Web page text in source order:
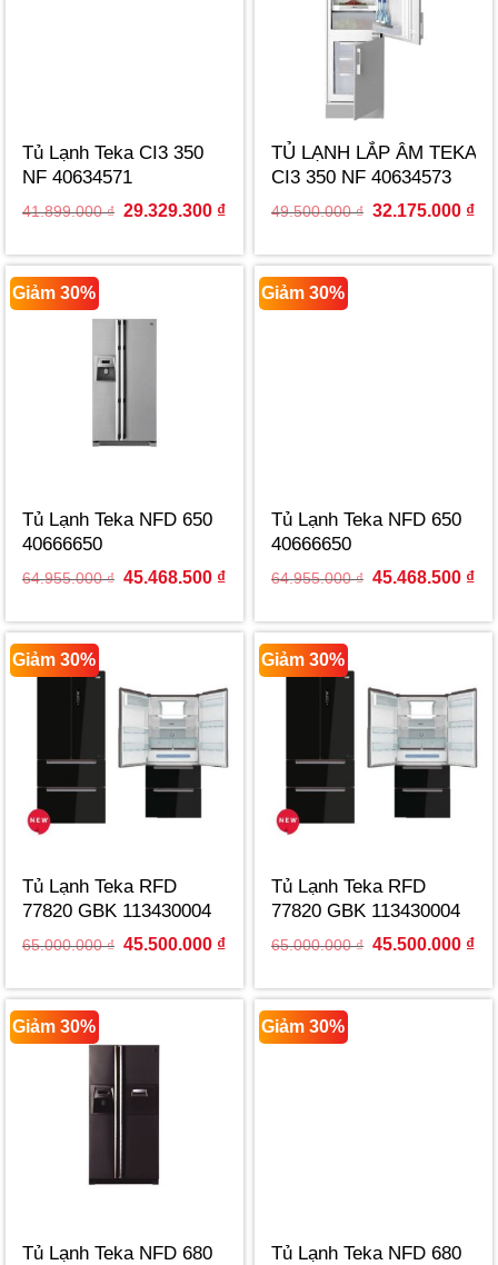
Tủ Lạnh Teka CI3 350
NF 40634571
41.899.000₫ Original
41.899.000 ₫.
29.329.300 ₫Current
29.329.300 ₫.
TỦ LẠNH LẮP ÂM TEKA
CI3 350 NF 40634573
NHẬP KHẨU ROMANIA
49.500.000₫ Original
49.500.000 ₫.
32.175.000 ₫
Giảm 30%
Tủ Lạnh Teka NFD 650
40666650
64.955.000₫ Original
64.955.000 ₫.
45.468.500 ₫Current
45.468.500 ₫.
Giảm 30%
Tủ Lạnh Teka NFD 650
40666650
64.955.000₫ Original
64.955.000 ₫.
45.468.500 ₫
Giảm 30%
Tủ Lạnh Teka RFD
77820 GBK 113430004
65.000.000₫ Original
65.000.000 ₫.
45.500.000 ₫Current
45.500.000 ₫.
Giảm 30%
Tủ Lạnh Teka RFD
77820 GBK 113430004
65.000.000₫ Original
65.000.000 ₫.
45.500.000 ₫
Giảm 30%
Tủ Lạnh Teka NFD 680
Giảm 30%
Tủ Lạnh Teka NFD 680